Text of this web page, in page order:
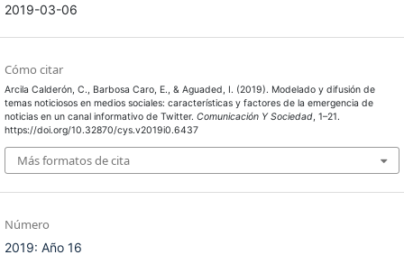
2019-03-06
Cómo citar
Arcila Calderón, C., Barbosa Caro, E., & Aguaded, I. (2019). Modelado y difusión de
temas noticiosos en medios sociales: características y factores de la emergencia de
noticias en un canal informativo de Twitter. Comunicación Y Sociedad, 1–21.
https://doi.org/10.32870/cys.v2019i0.6437
Más formatos de cita
Número
2019: Año 16